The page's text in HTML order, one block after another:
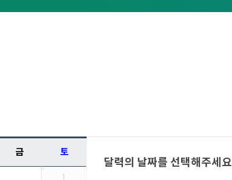
금 토
달력의 날짜를 선택해주세